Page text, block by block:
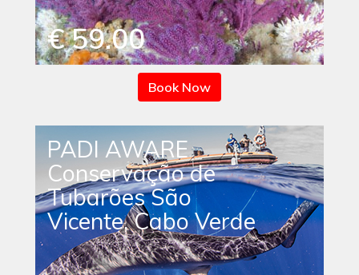
€ 59.00
Book Now
PADI AWARE
Conservação de
Tubarões São
Vicente, Cabo Verde